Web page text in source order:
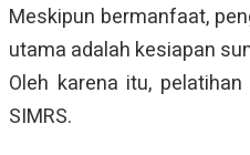
Meskipun bermanfaat,
utama adalah kesiapan
Oleh karena itu,
SIMRS.